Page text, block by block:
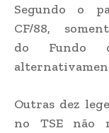
Segundo o
CF/88,
do Fundo
Outras dez
no TSE não